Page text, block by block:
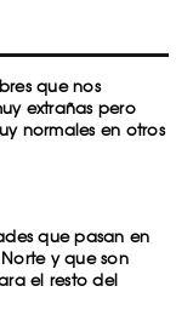
que nos
extrañas pero
normales en otros
que pasan en
y que son
el resto del